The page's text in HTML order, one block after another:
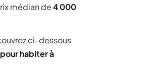
médian de4 000
ci-dessous
habiter à